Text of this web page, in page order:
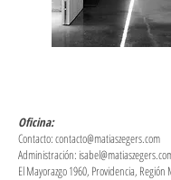
Oficina:
Contacto:contacto@matiaszegers.com
Administración:
El Mayorazgo 1960, Providencia,